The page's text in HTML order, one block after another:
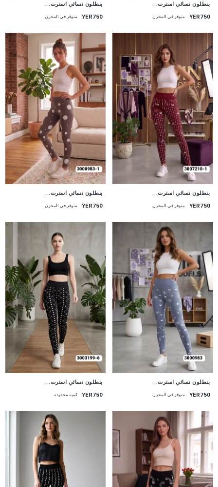
بنطلون نسائي استرت...
YER750 متوفر في المخزن
بنطلون نسائي استرت...
YER750 متوفر في المخزن
بنطلون نسائي استرت...
YER750 متوفر في المخزن
بنطلون نسائي استرت...
YER750 متوفر في المخزن
بنطلون نسائي استرت...
YER750 متوفر في المخزن
بنطلون نسائي استرت...
YER750 كمية محدودة